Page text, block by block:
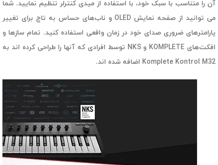
آن را متناسب با سبک خود،‌ با استفاده از میدی کنترلر تنظیم نمایید. شما
می توانید از صفحه نمایش OLED و ناب‌های حساس به تاچ برای تغییر
پارامترهای ضروری صدای خود در زمان واقعی استفاده کنید. تمام سازها و
افکت‌های KOMPLETE و NKS توسط افرادی که آنها را طراحی کرده اند به
Komplete Kontrol M32 اضافه شده اند.